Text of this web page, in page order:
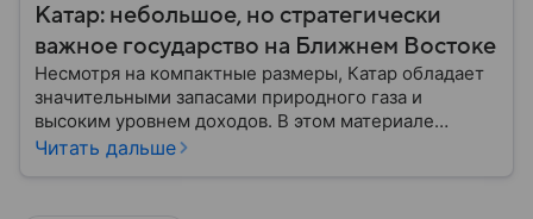
Катар: небольшое, но стратегически
важное государство на Ближнем Востоке
Несмотря на компактные размеры, Катар обладает
значительными запасами природного газа и
высоким уровнем доходов. В этом материале
разбираем, что из себя представляет это
Читать дальше